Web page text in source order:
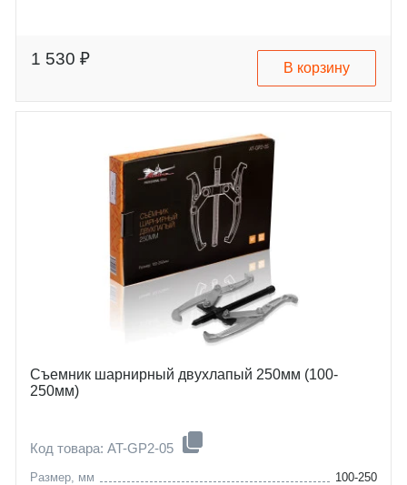
1 530 ₽ В корзину
Съемник шарнирный двухлапый 250мм (100-
250мм)
Код товара: AT-GP2-05
Размер, мм
100-250